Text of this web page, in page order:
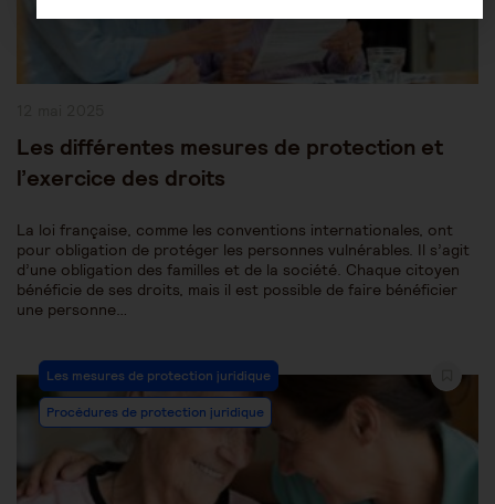
Les différentes mesures de protection et
l’exercice des droits
La loi française, comme les conventions internationales, ont
pour obligation de protéger les personnes vulnérables. Il s’agit
d’une obligation des familles et de la société. Chaque citoyen
bénéficie de ses droits, mais il est possible de faire bénéficier
une personne…
Post
Category:
Les mesures de protection juridique
Procédures de protection juridique